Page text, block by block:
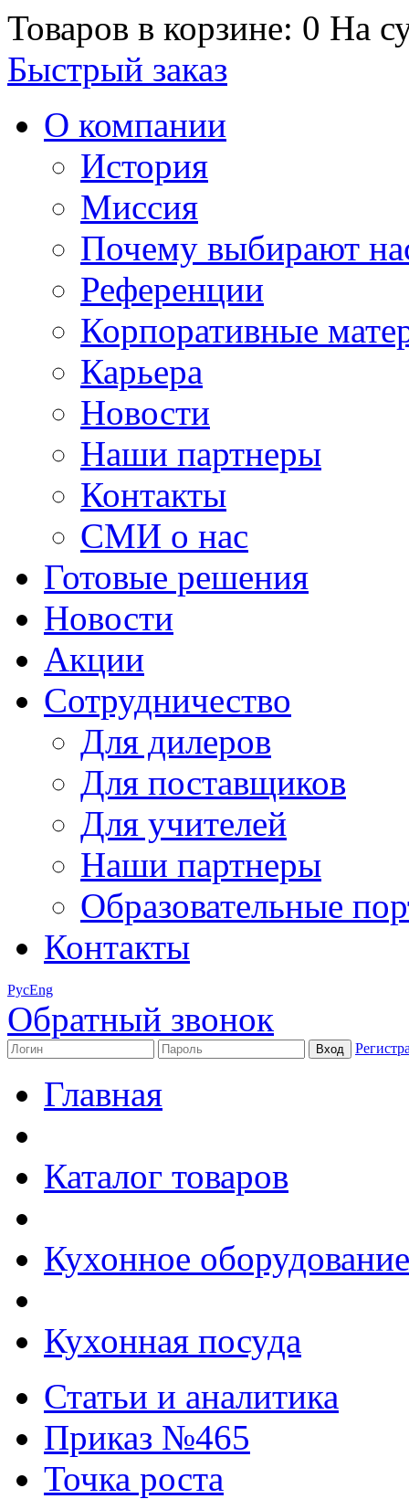
Товаров в корзине: 0 На
Быстрый заказ
О компании
История
Миссия
Почему выбирают
Референции
Корпоративные
Карьера
Новости
Наши партнеры
Контакты
СМИ о нас
Готовые решения
Новости
Акции
Сотрудничество
Для дилеров
Для поставщиков
Для учителей
Наши партнеры
Образовательные
Контакты
РусEng
Обратный звонок
Главная
Каталог товаров
Кухонное оборудование
Кухонная посуда
Статьи и аналитика
Приказ №465
Точка роста